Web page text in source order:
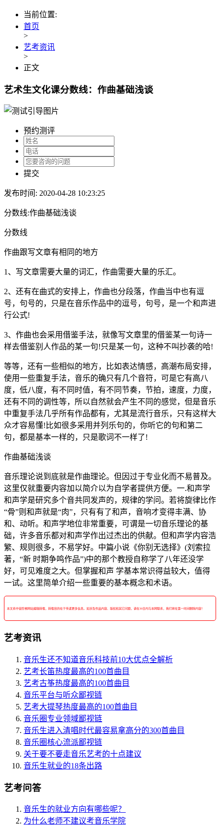
当前位置:
首页
>
艺考资讯
>
正文
艺术生文化课分数线：作曲基础浅谈
预约测评
提交
发布时间: 2020-04-28 10:23:25
分数线:作曲基础浅谈
分数线
作曲跟写文章有相同的地方
1、写文章需要大量的词汇，作曲需要大量的乐汇。
2、还有在曲式的安排上，作曲也分段落，作曲当中也有逗
号，句号的，只是在音乐作品中的逗号，句号，是一个和声进
行公式!
3、作曲也会采用借鉴手法，就像写文章里的借鉴某一句诗一
样去借鉴别人作品的某一句!只是某一句，这种不叫抄袭的哈!
等等，还有一些相似的地方，比如表达情感，高潮布局安排，
使用一些重复手法，音乐的确只有几个音符，可是它有高八
度，低八度，有不同时值，有不同节奏，节拍，速度，力度，
还有不同的调性等，所以自然就会产生不同的感觉，但是音乐
中重复手法几乎所有作品都有，尤其是流行音乐，只有这样大
众才容易懂!比如很多采用并列乐句的，你听它的句和第二
句，都是基本一样的，只是歌词不一样了!
作曲基础浅谈
音乐理论说到底就是作曲理论。但因过于专业化而不易普及。
这里仅就重要内容加以简介以为自学者提供方便。一.和声学
和声学是研究多个音共同发声的，规律的学问。若将旋律比作
“骨”则和声就是“肉”，只有有了和声，音响才变得丰满、协
和、动听。和声学地位非常重要，可谓是一切音乐理论的基
础，许多音乐都对和声学作出过杰出的供献。但和声学内容浩
繁、规则很多，不易学好。中篇小说《你别无选择》(刘索拉
著，“新 时期争鸣作品”)中的那个教授自称学了八年还没学
好，可见难度之大。但掌握和声 学基本常识得益较大，值得
一试。这里简单介绍一些重要的基本概念和术语。
本文系中音阶梯网站编辑转载，转载目的在于传递更多信息。如涉及作品内容、版权和其它问题，请在30日内与本网联系，我们将在第一时间删除内容！
艺考资讯
音乐生还不知道音乐科技前10大优点全解析
艺考长笛热度最高的100首曲目
艺考古筝热度最高的100首曲目
音乐平台与听众鄙视链
艺考大提琴热度最高的100首曲目
音乐圈专业领域鄙视链
音乐生进入清唱时代最容易拿高分的300首曲目
音乐圈核心流派鄙视链
关于要不要走音乐艺考的十点建议
音乐生就业的18条出路
艺考问答
音乐生的就业方向有哪些呢？
为什么老师不建议考音乐学院